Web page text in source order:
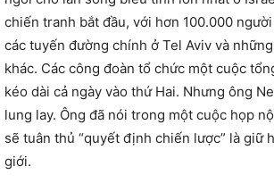
chiến tranh bắt đầu, với hơn 100.000
các tuyến đường chính ở Tel Aviv và
khác. Các công đoàn tổ chức một cuộc
kéo dài cả ngày vào thứ Hai. Nhưng ông
lung lay. Ông đã nói trong một cuộc họp
sẽ tuân thủ “quyết định chiến lược” là giữ
giới.